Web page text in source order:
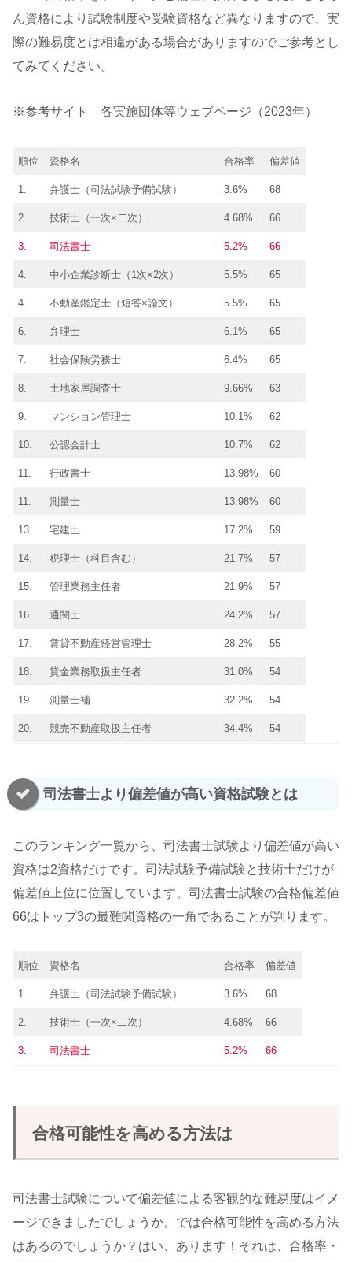
ん資格により試験制度や受験資格など異なりますので、実
際の難易度とは相違がある場合がありますのでご参考とし
てみてください。
※参考サイト 各実施団体等ウェブページ（2023年）
順位 資格名 合格率 偏差値
1. 弁護士（司法試験予備試験） 3.6% 68
2. 技術士（一次×二次） 4.68% 66
3. 司法書士 5.2% 66
4. 中小企業診断士（1次×2次） 5.5% 65
4. 不動産鑑定士（短答×論文） 5.5% 65
6. 弁理士 6.1% 65
7. 社会保険労務士 6.4% 65
8. 土地家屋調査士 9.66% 63
9. マンション管理士 10.1% 62
10. 公認会計士 10.7% 62
11. 行政書士 13.98% 60
11. 測量士 13.98% 60
13. 宅建士 17.2% 59
14. 税理士（科目含む） 21.7% 57
15. 管理業務主任者 21.9% 57
16. 通関士 24.2% 57
17. 賃貸不動産経営管理士 28.2% 55
18. 貸金業務取扱主任者 31.0% 54
19. 測量士補 32.2% 54
20. 競売不動産取扱主任者 34.4% 54
司法書士より偏差値が高い資格試験とは
このランキング一覧から、司法書士試験より偏差値が高い
資格は2資格だけです。司法試験予備試験と技術士だけが
偏差値上位に位置しています。司法書士試験の合格偏差値
66はトップ3の最難関資格の一角であることが判ります。
順位 資格名 合格率 偏差値
1. 弁護士（司法試験予備試験） 3.6% 68
2. 技術士（一次×二次） 4.68% 66
3. 司法書士 5.2% 66
合格可能性を高める方法は
司法書士試験について偏差値による客観的な難易度はイメ
ージできましたでしょうか。では合格可能性を高める方法
はあるのでしょうか？はい、あります！それは、合格率・